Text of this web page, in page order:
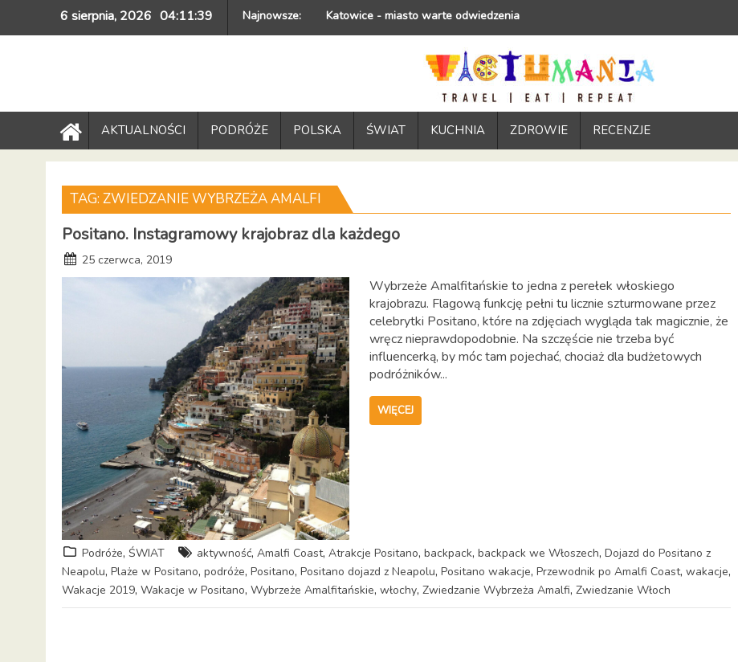
6 sierpnia, 2026 04:11:39 Najnowsze: Katowice - miasto warte odwiedzenia
AKTUALNOŚCI PODRÓŻE POLSKA ŚWIAT KUCHNIA ZDROWIE RECENZJE
TAG: ZWIEDZANIE WYBRZEŻA AMALFI
Positano. Instagramowy krajobraz dla każdego
25 czerwca, 2019
Wybrzeże Amalfitańskie to jedna z perełek włoskiego
krajobrazu. Flagową funkcję pełni tu licznie szturmowane przez
celebrytki Positano, które na zdjęciach wygląda tak magicznie, że
wręcz nieprawdopodobnie. Na szczęście nie trzeba być
influencerką, by móc tam pojechać, chociaż dla budżetowych
podróżników...
WIĘCEJ
Podróże, ŚWIAT aktywność, Amalfi Coast, Atrakcje Positano, backpack, backpack we Włoszech, Dojazd do Positano z
Neapolu, Plaże w Positano, podróże, Positano, Positano dojazd z Neapolu, Positano wakacje, Przewodnik po Amalfi Coast, wakacje,
Wakacje 2019, Wakacje w Positano, Wybrzeże Amalfitańskie, włochy, Zwiedzanie Wybrzeża Amalfi, Zwiedzanie Włoch